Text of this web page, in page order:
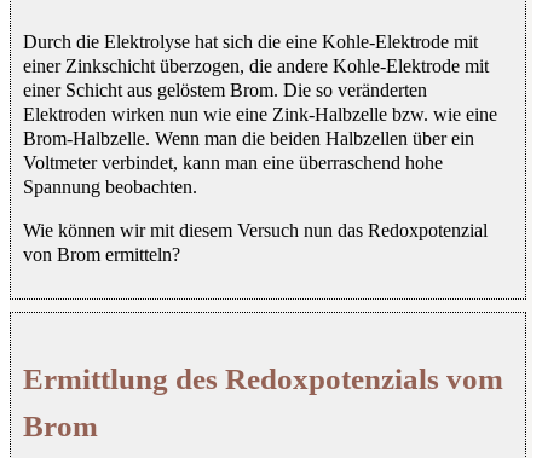
Durch die Elektrolyse hat sich die eine Kohle-Elektrode mit
einer Zinkschicht überzogen, die andere Kohle-Elektrode mit
einer Schicht aus gelöstem Brom. Die so veränderten
Elektroden wirken nun wie eine Zink-Halbzelle bzw. wie eine
Brom-Halbzelle. Wenn man die beiden Halbzellen über ein
Voltmeter verbindet, kann man eine überraschend hohe
Spannung beobachten.
Wie können wir mit diesem Versuch nun das Redoxpotenzial
von Brom ermitteln?
Ermittlung des Redoxpotenzials vom
Brom